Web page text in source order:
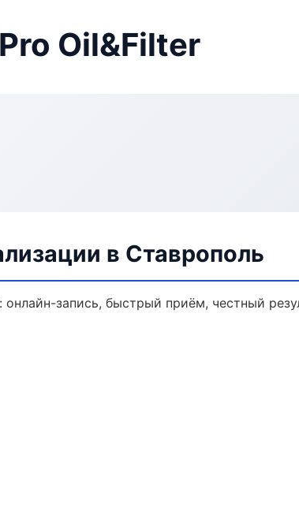
Oil&Filter
в Ставрополь
запись, быстрый приём, честный